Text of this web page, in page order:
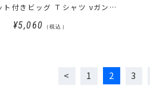
ト付きビッグ Ｔシャツ νガンダ
ム
¥5,060 （税込）
1 2 3